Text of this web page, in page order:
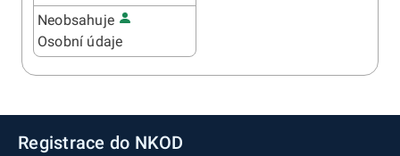
Neobsahuje
Osobní údaje
Registrace do NKOD